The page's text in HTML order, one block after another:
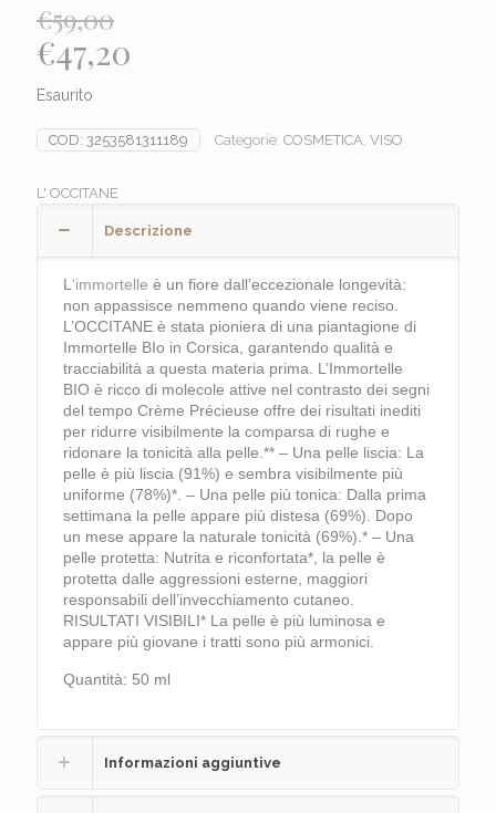
€59,00
Il
prezzo
originale
era:
€59,00.
€47,20
attuale
è:
Esaurito
COD: 3253581311189 Categorie: COSMETICA, VISO
L' OCCITANE
Descrizione
L ‘immortelleè un fiore dall’eccezionale longevità:
non appassisce nemmeno quando viene reciso.
L’OCCITANE è stata pioniera di una piantagione di
Immortelle BIo in Corsica, garantendo qualità e
tracciabilità a questa materia prima. L’Immortelle
BIO è ricco di molecole attive nel contrasto dei segni
del tempo Crème Précieuse offre dei risultati inediti
per ridurre visibilmente la comparsa di rughe e
ridonare la tonicità alla pelle.** – Una pelle liscia: La
pelle è più liscia (91%) e sembra visibilmente più
uniforme (78%)*. – Una pelle più tonica: Dalla prima
settimana la pelle appare più distesa (69%). Dopo
un mese appare la naturale tonicità (69%).* – Una
pelle protetta: Nutrita e riconfortata*, la pelle è
protetta dalle aggressioni esterne, maggiori
responsabili dell’invecchiamento cutaneo.
RISULTATI VISIBILI* La pelle è più luminosa e
appare più giovane i tratti sono più armonici.
Quantità: 50 ml
Informazioni aggiuntive